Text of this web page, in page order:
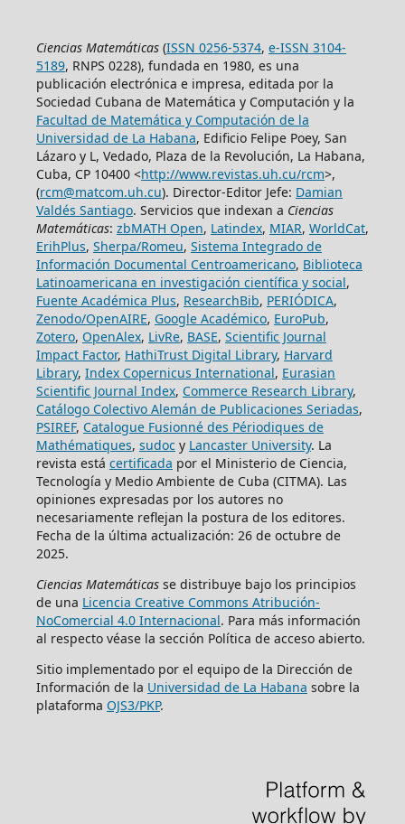
Ciencias Matemáticas(ISSN 0256-5374, e-ISSN 3104-
5189, RNPS 0228), fundada en 1980, es una
publicación electrónica e impresa, editada por la
Sociedad Cubana de Matemática y Computación y la
Facultad de Matemática y Computación de la
Universidad de La Habana, Edificio Felipe Poey, San
Lázaro y L, Vedado, Plaza de la Revolución, La Habana,
Cuba, CP 10400 <http://www.revistas.uh.cu/rcm>,
(rcm@matcom.uh.cu). Director-Editor Jefe: Damian
Valdés Santiago. Servicios que indexan a Ciencias
Matemáticas: zbMATH Open, Latindex, MIAR, WorldCat,
ErihPlus, Sherpa/Romeu, Sistema Integrado de
Información Documental Centroamericano, Biblioteca
Latinoamericana en investigación científica y social,
Fuente Académica Plus, ResearchBib, PERIÓDICA,
Zenodo/OpenAIRE, Google Académico, EuroPub,
Zotero, OpenAlex, LivRe, BASE, Scientific Journal
Impact Factor, HathiTrust Digital Library, Harvard
Library, Index Copernicus International, Eurasian
Scientific Journal Index, Commerce Research Library,
Catálogo Colectivo Alemán de Publicaciones Seriadas,
PSIREF, Catalogue Fusionné des Périodiques de
Mathématiques, sudoc y Lancaster University. La
revista está certificada por el Ministerio de Ciencia,
Tecnología y Medio Ambiente de Cuba (CITMA). Las
opiniones expresadas por los autores no
necesariamente reflejan la postura de los editores.
Fecha de la última actualización: 26 de octubre de
2025.
Ciencias Matemáticasse distribuye bajo los principios
de una Licencia Creative Commons Atribución-
NoComercial 4.0 Internacional. Para más información
al respecto véase la sección Política de acceso abierto.
Sitio implementado por el equipo de la Dirección de
Información de la Universidad de La Habana sobre la
plataforma OJS3/PKP.